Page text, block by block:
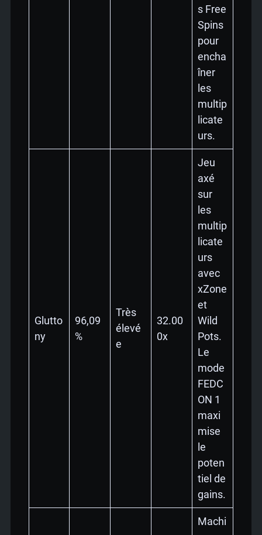
s Free
Spins
pour
encha
îner
les
multip
licate
urs.
Glutto
ny
96,09
%
Très
élevé
e
32.00
0x
Jeu
axé
sur
les
multip
licate
urs
avec
xZone
et
Wild
Pots.
Le
mode
FEDC
ON 1
maxi
mise
le
poten
tiel de
gains.
Machi